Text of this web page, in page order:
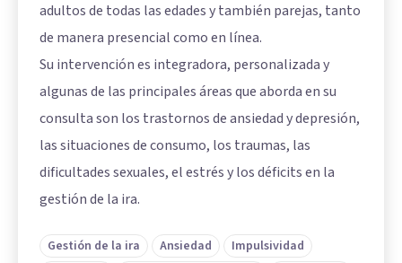
adultos de todas las edades y también parejas, tanto
de manera presencial como en línea.
Su intervención es integradora, personalizada y
algunas de las principales áreas que aborda en su
consulta son los trastornos de ansiedad y depresión,
las situaciones de consumo, los traumas, las
dificultades sexuales, el estrés y los déficits en la
gestión de la ira.
Gestión de la ira Ansiedad
Impulsividad